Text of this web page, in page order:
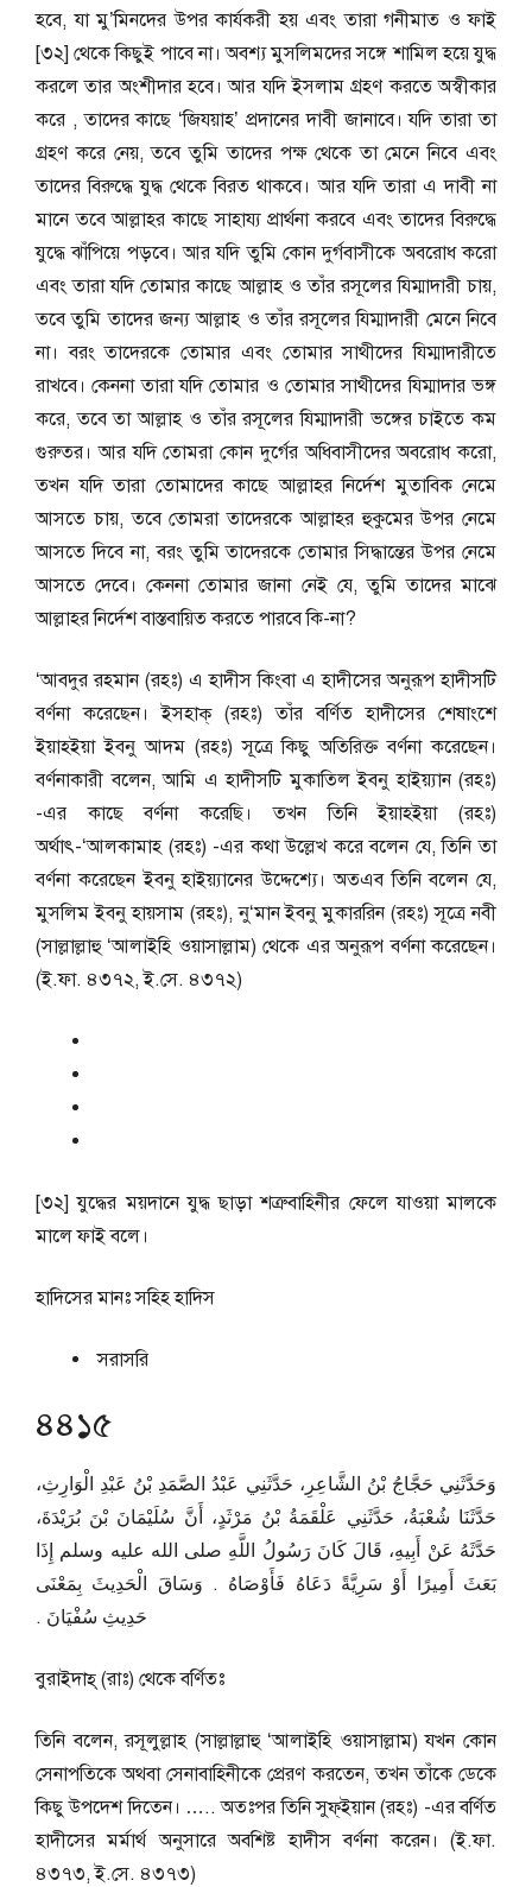
হবে, যা মু’মিনদের উপর কার্যকরী হয় এবং তারা গনীমাত ও ফাই
[৩২] থেকে কিছুই পাবে না। অবশ্য মুসলিমদের সঙ্গে শামিল হয়ে যুদ্ধ
করলে তার অংশীদার হবে। আর যদি ইসলাম গ্রহণ করতে অস্বীকার
করে , তাদের কাছে ‘জিযয়াহ’ প্রদানের দাবী জানাবে। যদি তারা তা
গ্রহণ করে নেয়, তবে তুমি তাদের পক্ষ থেকে তা মেনে নিবে এবং
তাদের বিরুদ্ধে যুদ্ধ থেকে বিরত থাকবে। আর যদি তারা এ দাবী না
মানে তবে আল্লাহর কাছে সাহায্য প্রার্থনা করবে এবং তাদের বিরুদ্ধে
যুদ্ধে ঝাঁপিয়ে পড়বে। আর যদি ‍তুমি কোন দুর্গবাসীকে অবরোধ করো
এবং তারা যদি তোমার কাছে আল্লাহ ও তাঁর রসূলের ‍যিম্মাদারী চায়,
তবে তুমি তাদের জন্য আল্লাহ ও তাঁর রসূলের যিম্মাদারী মেনে নিবে
না। বরং তাদেরকে তোমার এবং তোমার সাথীদের যিম্মাদারীতে
রাখবে। কেননা তারা যদি তোমার ও তোমার সাথীদের যিম্মাদার ভঙ্গ
করে, তবে তা আল্লাহ ও তাঁর রসূলের যিম্মাদারী ভঙ্গের চাইতে কম
গুরুতর। আর যদি তোমরা কোন দুর্গের অধিবাসীদের অবরোধ করো,
তখন যদি তারা তোমাদের কাছে আল্লাহর নির্দেশ মুতাবিক নেমে
আসতে চায়, তবে তোমরা তাদেরকে আল্লাহর হুকুমের উপর নেমে
আসতে দিবে না, বরং তুমি তাদেরকে তোমার সিদ্ধান্তের উপর নেমে
আসতে দেবে। কেননা তোমার জানা নেই যে, তুমি তাদের মাঝে
আল্লাহর নির্দেশ বাস্তবায়িত করতে পারবে কি-না?
‘আবদুর রহমান (রহঃ) এ হাদীস কিংবা এ হাদীসের অনুরূপ হাদীসটি
বর্ণনা করেছেন। ইসহাক্ (রহঃ) তাঁর বর্ণিত হাদীসের শেষাংশে
ইয়াহইয়া ইবনু আদম (রহঃ) সূত্রে কিছু অতিরিক্ত বর্ণনা করেছেন।
বর্ণনাকারী বলেন, আমি এ হাদীসটি মুকাতিল ইবনু হাইয়্যান (রহঃ)
-এর কাছে বর্ণনা করেছি। তখন তিনি ইয়াহইয়া (রহঃ)
অর্থাৎ-‘আলকামাহ (রহঃ) -এর কথা উল্লেখ করে বলেন যে, তিনি তা
বর্ণনা করেছেন ইবনু হাইয়্যানের উদ্দেশ্যে। অতএব তিনি বলেন যে,
মুসলিম ইবনু হায়সাম (রহঃ), নু‘মান ইবনু মুকাররিন (রহঃ) সূত্রে নবী
(সাল্লাল্লাহু ‘আলাইহি ওয়াসাল্লাম) থেকে এর অনুরূপ বর্ণনা করেছেন।
(ই.ফা. ৪৩৭২, ই.সে. ৪৩৭২)
[৩২] যুদ্ধের ময়দানে যুদ্ধ ছাড়া শত্রুবাহিনীর ফেলে যাওয়া মালকে
মালে ফাই বলে।
হাদিসের মানঃসহিহ হাদিস
সরাসরি
৪৪১৫
وَحَدَّثَنِي حَجَّاجُ بْنُ الشَّاعِرِ، حَدَّثَنِي عَبْدُ الصَّمَدِ بْنُ عَبْدِ الْوَارِثِ،
حَدَّثَنَا شُعْبَةُ، حَدَّثَنِي عَلْقَمَةُ بْنُ مَرْثَدٍ، أَنَّ سُلَيْمَانَ بْنَ بُرَيْدَةَ،
حَدَّثَهُ عَنْ أَبِيهِ، قَالَ كَانَ رَسُولُ اللَّهِ صلى الله عليه وسلم إِذَا
بَعَثَ أَمِيرًا أَوْ سَرِيَّةً دَعَاهُ فَأَوْصَاهُ ‏.‏ وَسَاقَ الْحَدِيثَ بِمَعْنَى
حَدِيثِ سُفْيَانَ ‏.‏
বুরাইদাহ্ (রাঃ) থেকে বর্ণিতঃ
তিনি বলেন, রসূলুল্লাহ (সাল্লাল্লাহু ‘আলাইহি ওয়াসাল্লাম) যখন কোন
সেনাপতিকে অথবা সেনাবাহিনীকে প্রেরণ করতেন, তখন তাঁকে ডেকে
কিছু উপদেশ দিতেন। ….. অতঃপর তিনি সুফ্ইয়ান (রহঃ) -এর বর্ণিত
হাদীসের মর্মার্থ অনুসারে অবশিষ্ট হাদীস বর্ণনা করেন। (ই.ফা.
৪৩৭৩, ই.সে. ৪৩৭৩)